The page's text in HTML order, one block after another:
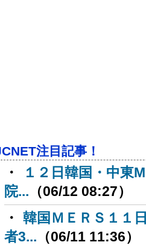
注目記事！
・
１２日韓国・中東
院... （06/12 08:27）
・ 韓国ＭＥＲＳ１１
者3... （06/11 11:36）